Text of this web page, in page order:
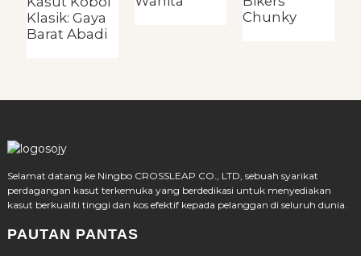
Klasik: Gaya
Barat Abadi
Chunky
Selamat datang ke Ningbo CROSSLEAP CO., LTD, sebuah syarikat
perdagangan kasut terkemuka yang berdedikasi untuk menyediakan
kasut berkualiti tinggi dan kos efektif kepada pelanggan di seluruh dunia.
PAUTAN PANTAS